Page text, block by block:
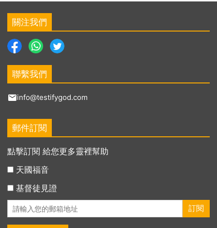
關注我們
聯繫我們
info@testifygod.com
郵件訂閱
點擊訂閱 給您更多靈裡幫助
天國福音
基督徒見證